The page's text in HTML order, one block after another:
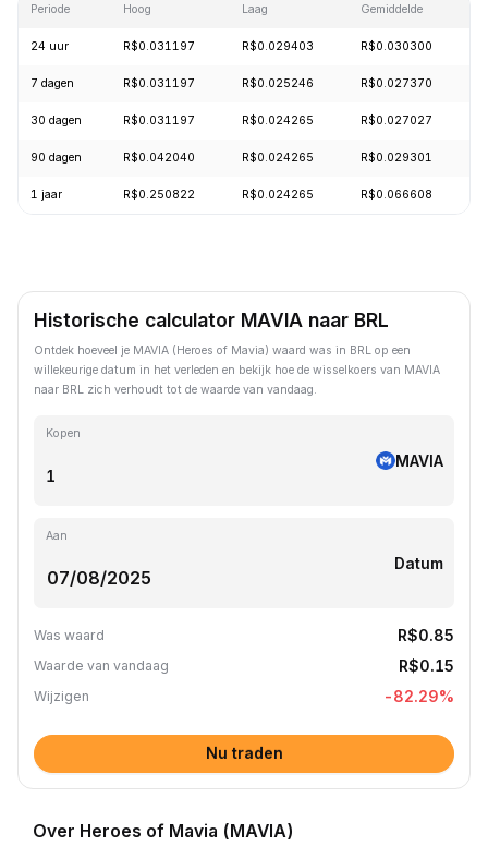
Periode Hoog Laag Gemiddelde
24 uur R$0.031197 R$0.029403 R$0.030300
7 dagen R$0.031197 R$0.025246 R$0.027370
30 dagen R$0.031197 R$0.024265 R$0.027027
90 dagen R$0.042040 R$0.024265 R$0.029301
1 jaar R$0.250822 R$0.024265 R$0.066608
Historische calculator MAVIA naar BRL
Ontdek hoeveel je MAVIA (Heroes of Mavia) waard was in BRL op een
willekeurige datum in het verleden en bekijk hoe de wisselkoers van MAVIA
naar BRL zich verhoudt tot de waarde van vandaag.
Kopen
MAVIA
Aan
Datum
Was waard R$0.85
Waarde van vandaag R$0.15
Wijzigen -82.29%
Nu traden
Over Heroes of Mavia (MAVIA)